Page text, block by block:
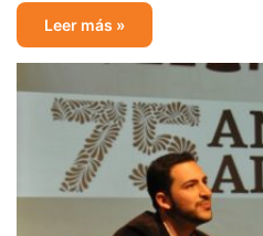
Leer más »